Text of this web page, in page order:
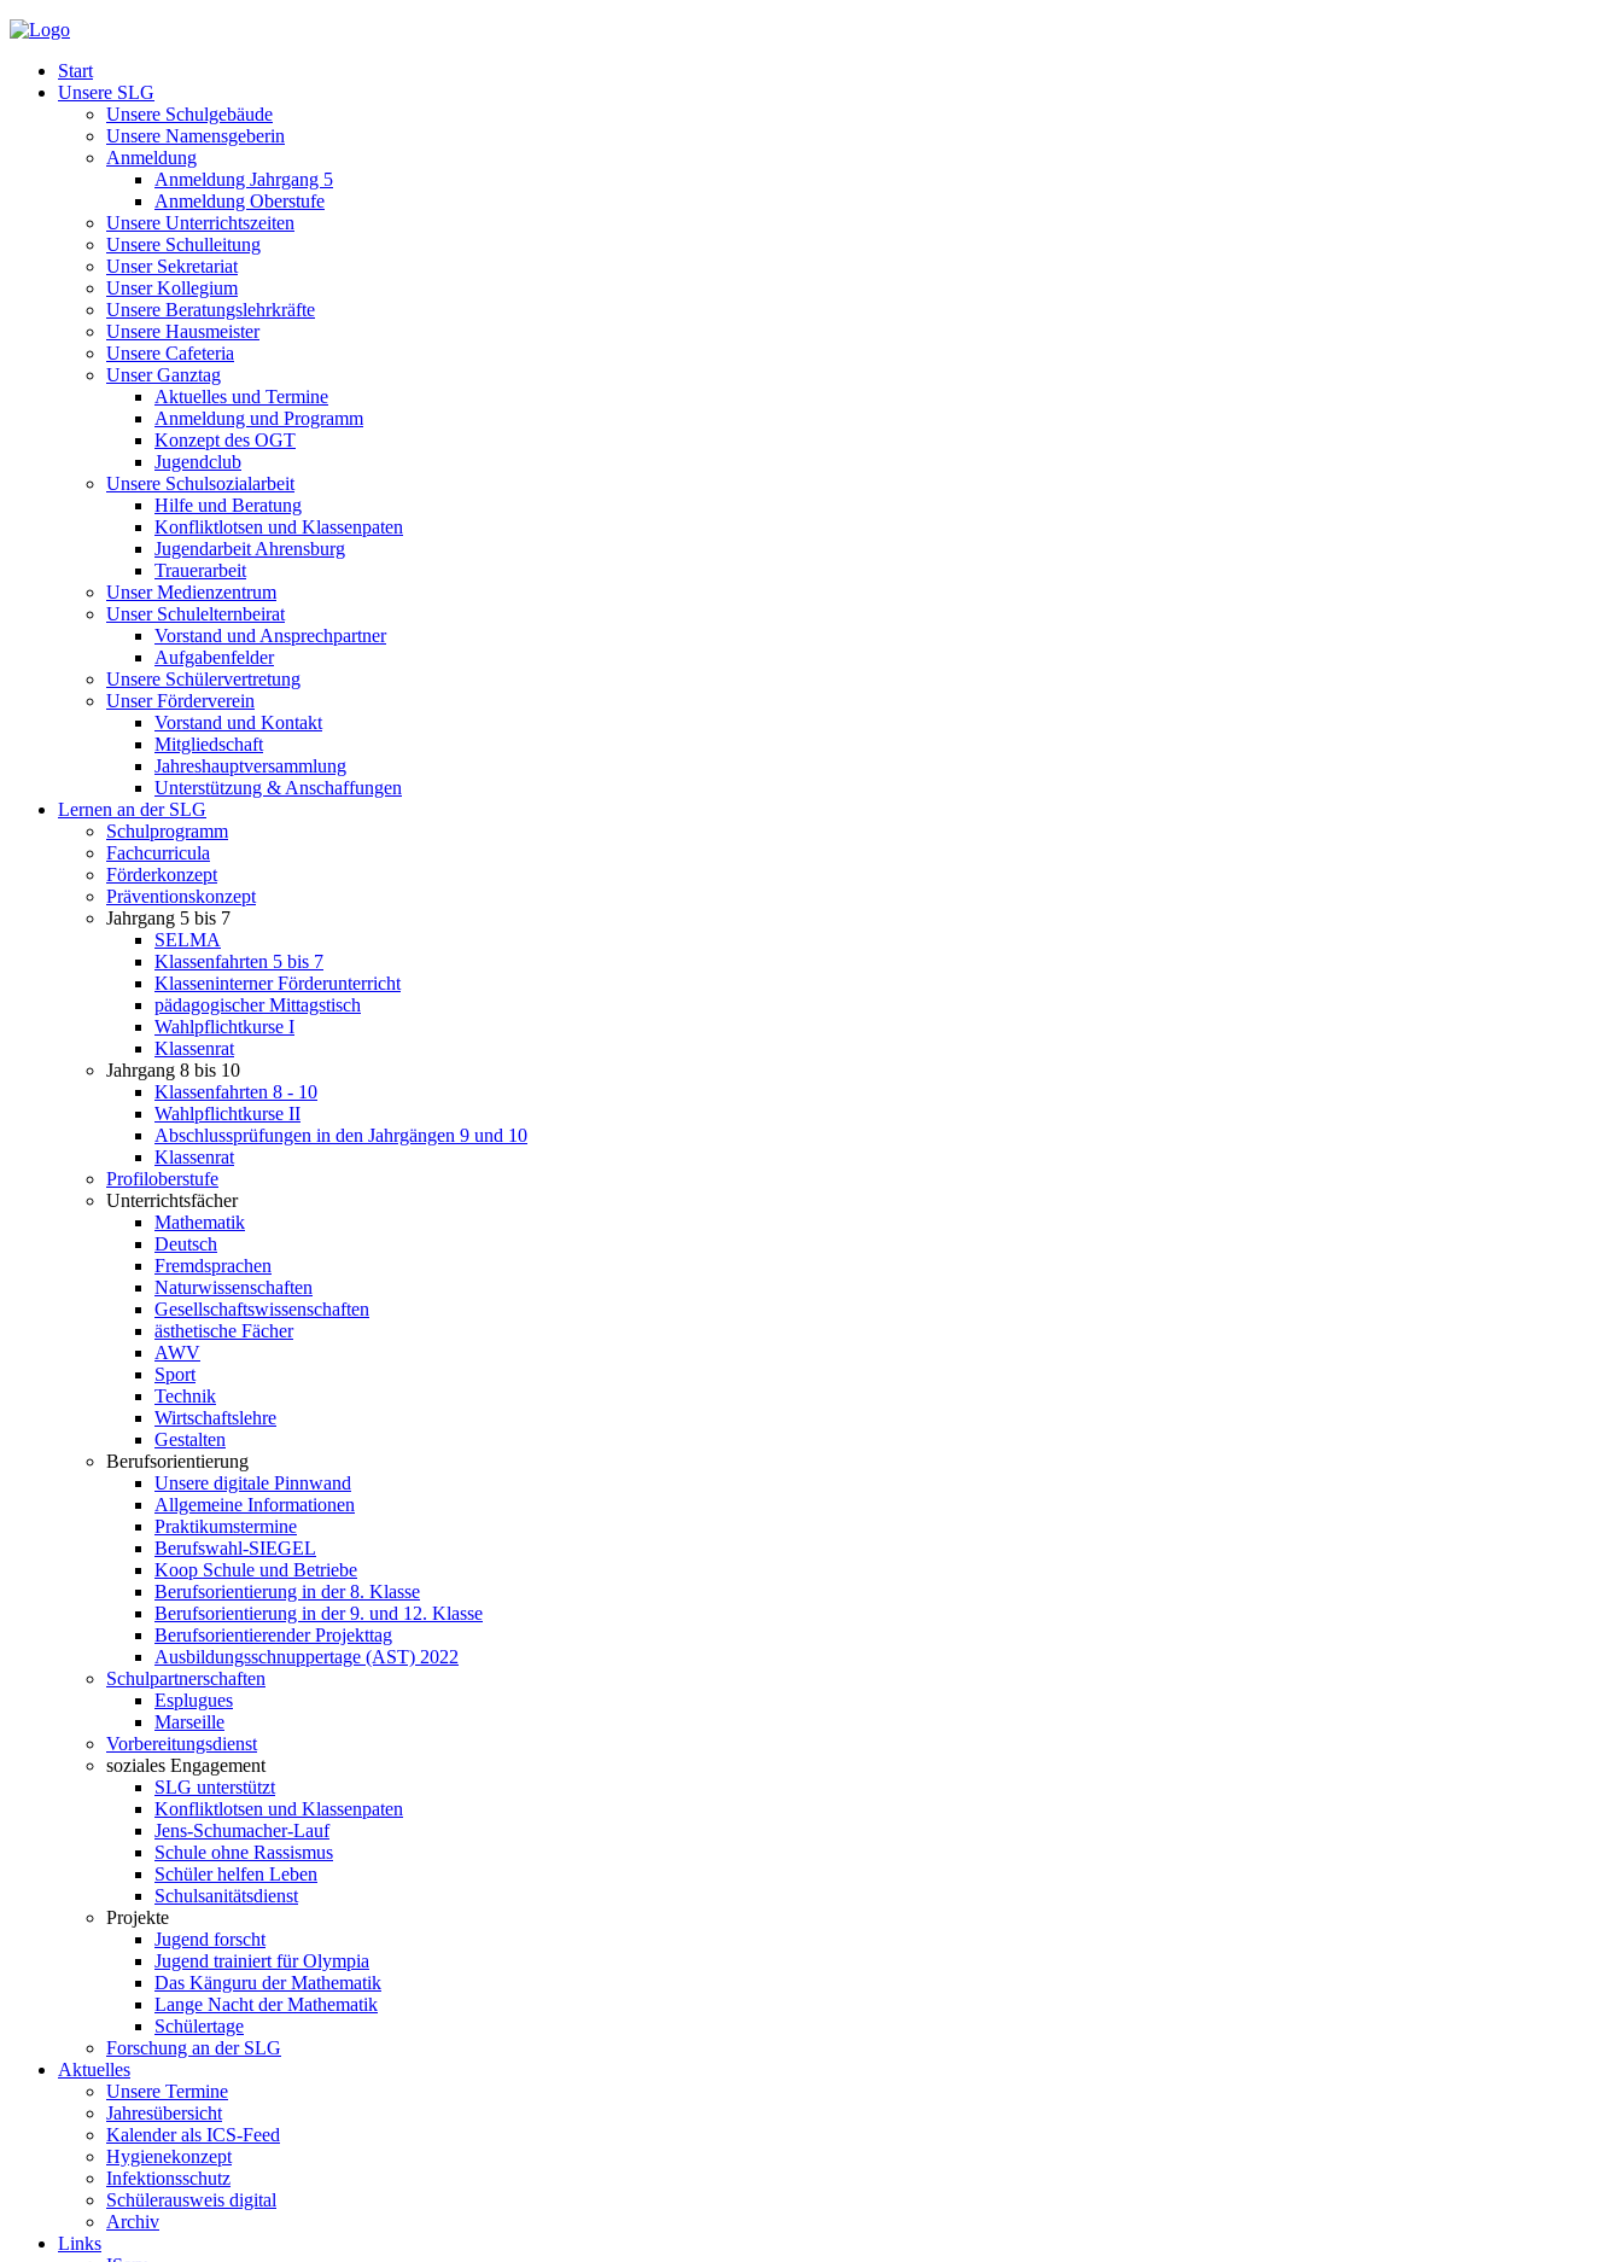
Start
Unsere SLG
Unsere Schulgebäude
Unsere Namensgeberin
Anmeldung
Anmeldung Jahrgang 5
Anmeldung Oberstufe
Unsere Unterrichtszeiten
Unsere Schulleitung
Unser Sekretariat
Unser Kollegium
Unsere Beratungslehrkräfte
Unsere Hausmeister
Unsere Cafeteria
Unser Ganztag
Aktuelles und Termine
Anmeldung und Programm
Konzept des OGT
Jugendclub
Unsere Schulsozialarbeit
Hilfe und Beratung
Konfliktlotsen und Klassenpaten
Jugendarbeit Ahrensburg
Trauerarbeit
Unser Medienzentrum
Unser Schulelternbeirat
Vorstand und Ansprechpartner
Aufgabenfelder
Unsere Schülervertretung
Unser Förderverein
Vorstand und Kontakt
Mitgliedschaft
Jahreshauptversammlung
Unterstützung & Anschaffungen
Lernen an der SLG
Schulprogramm
Fachcurricula
Förderkonzept
Präventionskonzept
Jahrgang 5 bis 7
SELMA
Klassenfahrten 5 bis 7
Klasseninterner Förderunterricht
pädagogischer Mittagstisch
Wahlpflichtkurse I
Klassenrat
Jahrgang 8 bis 10
Klassenfahrten 8 - 10
Wahlpflichtkurse II
Abschlussprüfungen in den Jahrgängen 9 und 10
Klassenrat
Profiloberstufe
Unterrichtsfächer
Mathematik
Deutsch
Fremdsprachen
Naturwissenschaften
Gesellschaftswissenschaften
ästhetische Fächer
AWV
Sport
Technik
Wirtschaftslehre
Gestalten
Berufsorientierung
Unsere digitale Pinnwand
Allgemeine Informationen
Praktikumstermine
Berufswahl-SIEGEL
Koop Schule und Betriebe
Berufsorientierung in der 8. Klasse
Berufsorientierung in der 9. und 12. Klasse
Berufsorientierender Projekttag
Ausbildungsschnuppertage (AST) 2022
Schulpartnerschaften
Esplugues
Marseille
Vorbereitungsdienst
soziales Engagement
SLG unterstützt
Konfliktlotsen und Klassenpaten
Jens-Schumacher-Lauf
Schule ohne Rassismus
Schüler helfen Leben
Schulsanitätsdienst
Projekte
Jugend forscht
Jugend trainiert für Olympia
Das Känguru der Mathematik
Lange Nacht der Mathematik
Schülertage
Forschung an der SLG
Aktuelles
Unsere Termine
Jahresübersicht
Kalender als ICS-Feed
Hygienekonzept
Infektionsschutz
Schülerausweis digital
Archiv
Links